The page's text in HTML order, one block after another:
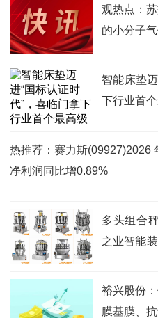
观热点：
的小分子
首轮测试
智能床垫
下行业首
热推荐：赛力斯(09927)2026
净利润同比增0.89%
多头组合
之业智能
裕兴股份
膜基膜、